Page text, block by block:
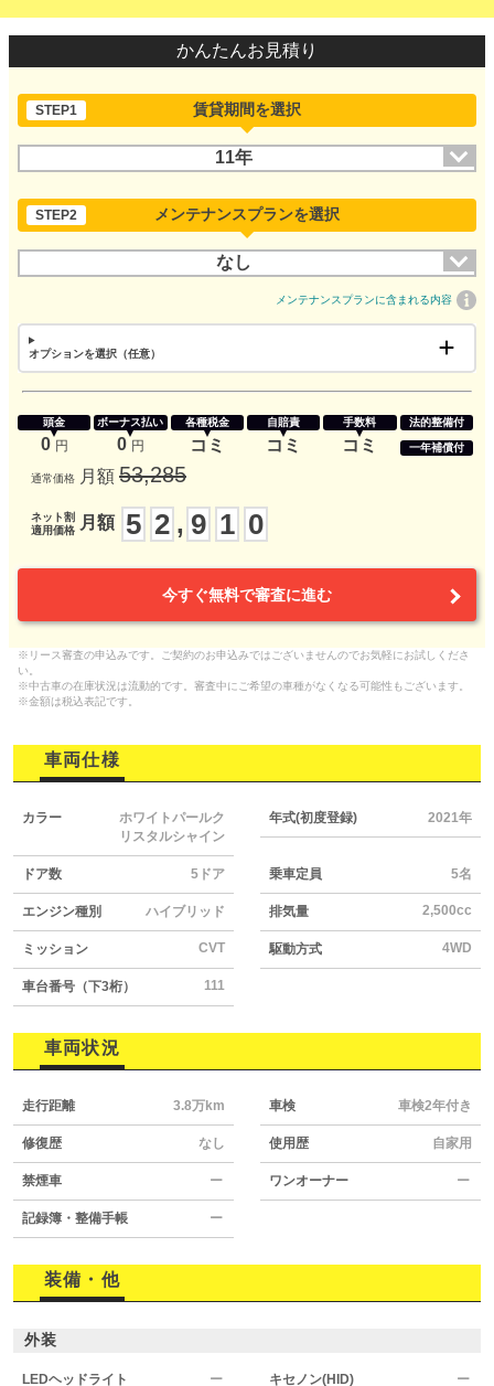
かんたんお見積り
STEP1 賃貸期間を選択
11年
STEP2 メンテナンスプランを選択
なし
メンテナンスプランに含まれる内容
オプションを選択（任意）
頭金
0 円
ボーナス払い
0 円
各種税金
コミ
自賠責
コミ
手数料
コミ
法的整備付
一年補償付
通常価格 月額 53,285
ネット割
適用価格
月額 5 2 , 9 1 0
今すぐ無料で審査に進む
※リース審査の申込みです。ご契約のお申込みではございませんのでお気軽にお試しくださ
い。
※中古車の在庫状況は流動的です。審査中にご希望の車種がなくなる可能性もございます。
※金額は税込表記です。
車両仕様
カラー
ホワイトパールク
リスタルシャイン
年式(初度登録) 2021年
ドア数 5ドア 乗車定員 5名
エンジン種別 ハイブリッド 排気量 2,500cc
ミッション CVT 駆動方式 4WD
車台番号（下3桁） 111
車両状況
走行距離 3.8万km 車検 車検2年付き
修復歴 なし 使用歴 自家用
禁煙車 ー ワンオーナー ー
記録簿・整備手帳 ー
装備・他
外装
LEDヘッドライト ー キセノン(HID) ー